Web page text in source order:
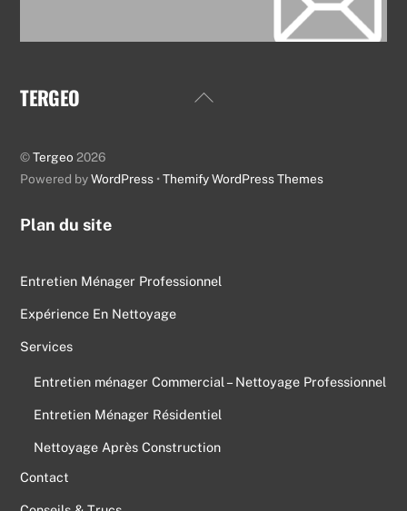
Back
TERGEO
©Tergeo 2026
Powered byWordPress •Themify WordPress Themes
Plan du site
Entretien Ménager Professionnel
Expérience En Nettoyage
Services
Entretien ménager Commercial – Nettoyage Professionnel
Entretien Ménager Résidentiel
Nettoyage Après Construction
Contact